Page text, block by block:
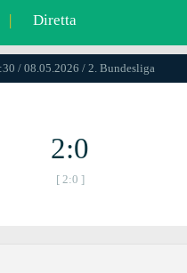
| Diretta
/ 08.05.2026 / 2. Bundesliga
2:0
[ 2:0 ]